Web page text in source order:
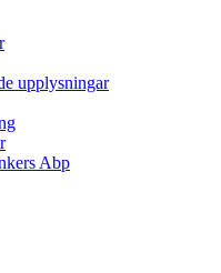
upplysningar
Abp